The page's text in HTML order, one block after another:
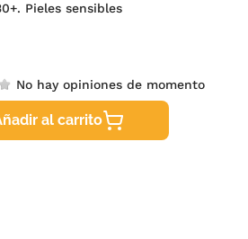
Pieles sensibles
No hay opiniones de momento
al carrito